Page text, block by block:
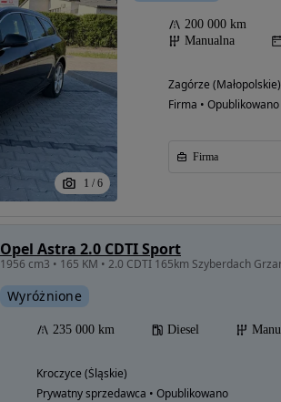
1 / 6
200 000 km
Manualna
Zagórze (Małopolskie)
Firma • Opublikowano
Firma
Opel Astra 2.0 CDTI Sport
Wyróżnione
235 000 km Diesel
Kroczyce (Śląskie)
Prywatny sprzedawca • Opublikowano